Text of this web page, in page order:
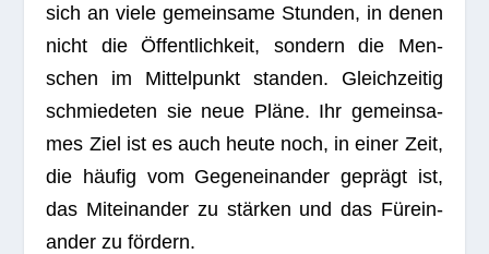
sich an viele gemein­same Stun­den, in denen
nicht die Öffent­lich­keit, son­dern die Men­
schen im Mit­tel­punkt stan­den. Gleich­zei­tig
schmie­de­ten sie neue Pläne. Ihr gemein­sa­
mes Ziel ist es auch heute noch, in einer Zeit,
die häu­fig vom Gegen­ein­an­der geprägt ist,
das Mit­ein­an­der zu stär­ken und das Für­ein­
an­der zu fördern.